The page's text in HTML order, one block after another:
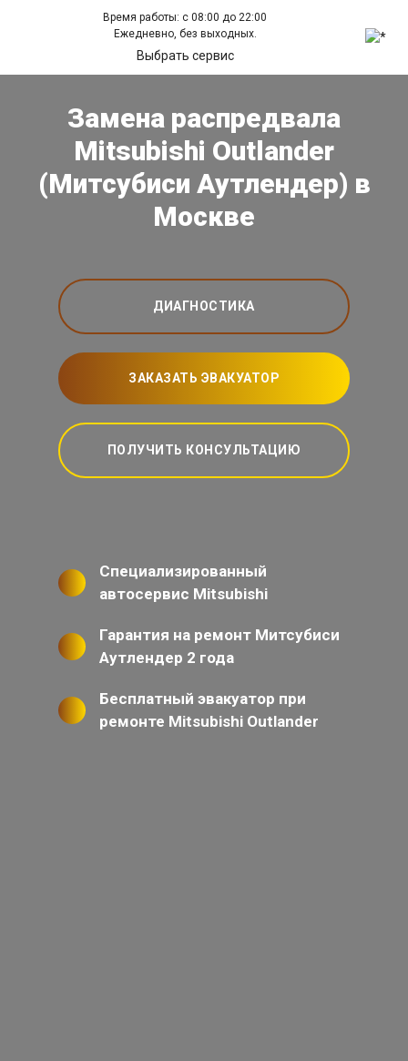
Время работы: с 08:00 до 22:00
Ежедневно, без выходных.
Выбрать сервис
Замена распредвала
Mitsubishi Outlander
(Митсубиси Аутлендер) в
Москве
ДИАГНОСТИКА
ЗАКАЗАТЬ ЭВАКУАТОР
ПОЛУЧИТЬ КОНСУЛЬТАЦИЮ
Специализированный
автосервис Mitsubishi
Гарантия на ремонт Митсубиси
Аутлендер 2 года
Бесплатный эвакуатор при
ремонте Mitsubishi Outlander